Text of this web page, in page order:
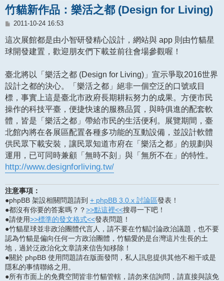
竹貓新作品：樂活之都 (Design for Living)
文
2011-10-24 16:53
這次展館都是由小智研發精心設計，網站與 app 則由竹貓星
球開發建置，歡迎朋友們下載並前往會場參觀喔！
臺北將以「樂活之都 (Design for Living)」宣示爭取2016世界
設計之都的決心。「樂活之都」絕非一個空泛的口號或目
標，事實上這是臺北市政府長期耕耘努力的成果。方便市民
操作的科技平臺，便捷快速的服務品質，與時俱進的配套軟
體，皆是「樂活之都」帶給市民的生活便利。展覽期間，臺
北館內將在各展區配置各種多功能的互動設備，並設計軟體
供民眾下載安裝，讓民眾知道市府在「樂活之都」的規劃與
運用，已可同時兼顧「無時不刻」與「無所不在」的特性。
http://www.designforliving.tw/
注意事項：
●phpBB 架設相關問題請到 + phpBB 3.0.x 討論區發表！
●都沒有你要的答案嗎？？>>點這裡<<搜尋一下吧！
●請使用>>標準的發文格式<<發表問題！
●竹貓星球並非政治團體代言人，請不要在竹貓討論政治議題，也不要
認為竹貓是偏向任何一方政治團體，竹貓愛的是台灣這片生長的土
地，過於泛政治化文章請來信告知移除！
●關於 phpBB 使用問題請在版面發問，私人訊息提供其他不相干或是
隱私的事情聯絡之用。
●所有市面上的免費空間皆非竹貓管轄，請勿來信詢問，請直接與該免